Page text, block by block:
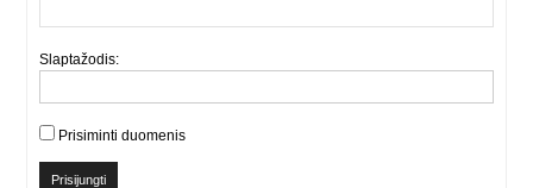
Slaptažodis:
Prisiminti duomenis
Prisijungti